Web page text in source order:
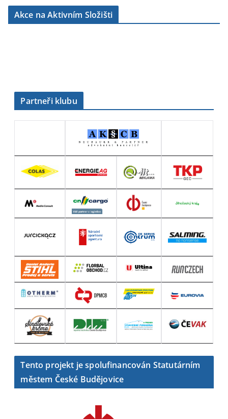
b
Akce na Aktivním Složišti
Partneři klubu
Tento projekt je spolufinancován Statutárním
městem České Budějovice